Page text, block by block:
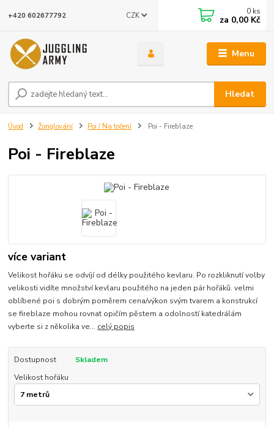
Menu
CZK
Hledat
+420 602677792 0 ks
za 0,00 Kč
Úvod Žonglování Poi / Na točení Poi - Fireblaze
Poi - Fireblaze
více variant
Velikost hořáku se odvíjí od délky použitého kevlaru. Po rozkliknutí volby
velikosti vidíte množství kevlaru použitého na jeden pár hořáků. velmi
oblíbené poi s dobrým poměrem cena/výkon svým tvarem a konstrukcí
se fireblaze mohou rovnat opičím pěstem a odolností katedrálám
vyberte si z několika ve... celý popis
Dostupnost
Skladem
Velikost hořáku